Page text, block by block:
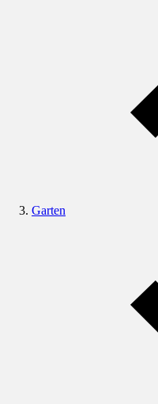
Garten